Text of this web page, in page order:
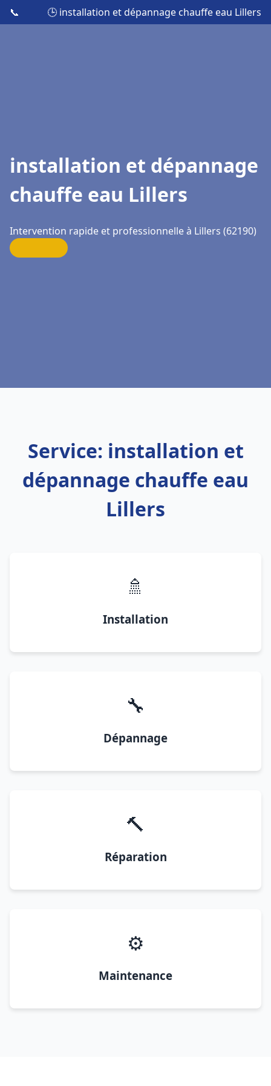
📞 🕒 installation et dépannage chauffe eau Lillers
installation et dépannage
chauffe eau Lillers
Intervention rapide et professionnelle à Lillers (62190)
Service: installation et
dépannage chauffe eau
Lillers
🚿
Installation
🔧
Dépannage
🔨
Réparation
⚙️
Maintenance